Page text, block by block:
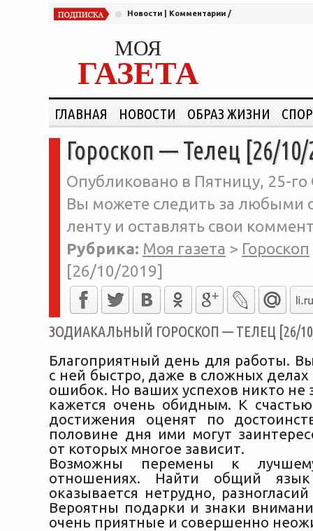
Новости Комментарии /
МОЯ
ГАЗЕТА
ГЛАВНАЯ НОВОСТИ ОБРАЗ ЖИЗНИ
Гороскоп — Телец [26/10/
Опубликовано в Пятницу, 25-го
Вы можете следить за любыми
ленту и оставлять свои
Рубрика: Моя газета > Гороскоп
[26/10/2019]
ЗОДИАКАЛЬНЫЙ ГОРОСКОП — ТЕЛЕЦ [26/
Благоприятный день для работы.
с ней быстро, даже в сложных делах
ошибок. Но ваших успехов никто не
кажется очень обидным. К
достижения оценят по
половине дня ими могут
от которых многое зависит.
Возможны перемены к
отношениях. Найти общий
оказывается нетрудно,
Вероятны подарки и знаки
очень приятные и совершенно